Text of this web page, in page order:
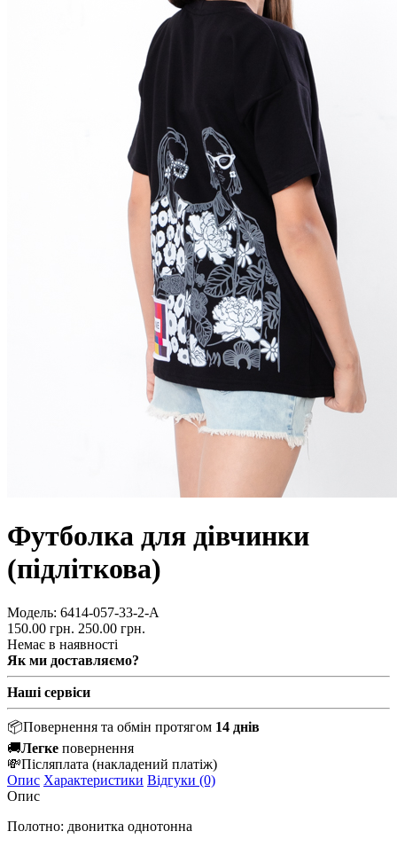
Футболка для дівчинки
(підліткова)
Модель: 6414-057-33-2-А
150.00 грн. 250.00 грн.
Немає в наявності
Як ми доставляємо?
Наші сервіси
📦Повернення та обмін протягом 14 днів
🚚Легке повернення
💸Післяплата (накладений платіж)
Опис Характеристики Відгуки (0)
Опис
Полотно: двонитка однотонна